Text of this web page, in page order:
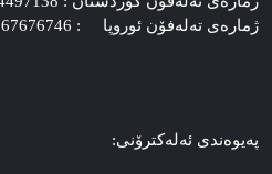
ژماره‌ی ته‌له‌فۆن ئوروپا : 0767676746 (0046)
په‌یوه‌ندی ئه‌له‌کترۆنی: